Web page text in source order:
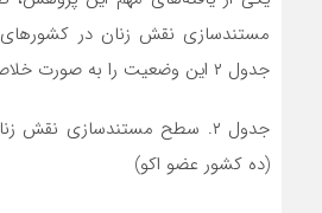
مستندسازی نقش زنان در
جدول ۲ این وضعیت را به صورت خلاصه نشان می‌دهد:
جدول ۲. سطح مستندسازی نقش
(ده کشور عضو اکو)